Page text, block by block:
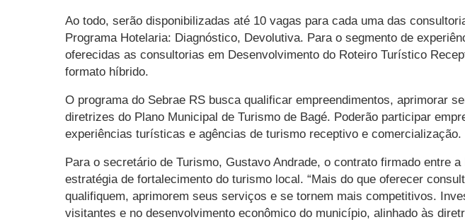
Ao todo, serão disponibilizadas até 10 vagas para cada uma das
Programa Hotelaria: Diagnóstico, Devolutiva. Para o segmento de
oferecidas as consultorias em Desenvolvimento do Roteiro Turístico
formato híbrido.
O programa do Sebrae RS busca qualificar empreendimentos, aprimorar
diretrizes do Plano Municipal de Turismo de Bagé. Poderão participar
experiências turísticas e agências de turismo receptivo e comercialização.
Para o secretário de Turismo, Gustavo Andrade, o contrato firmado entre
estratégia de fortalecimento do turismo local. “Mais do que oferecer
qualifiquem, aprimorem seus serviços e se tornem mais competitivos.
visitantes e no desenvolvimento econômico do município, alinhado às